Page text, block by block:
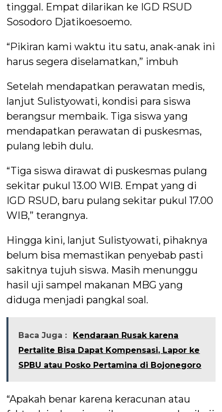
tinggal. Empat dilarikan ke IGD RSUD
Sosodoro Djatikoesoemo.
“Pikiran kami waktu itu satu, anak-anak ini
harus segera diselamatkan,” imbuh
Setelah mendapatkan perawatan medis,
lanjut Sulistyowati, kondisi para siswa
berangsur membaik. Tiga siswa yang
mendapatkan perawatan di puskesmas,
pulang lebih dulu.
“Tiga siswa dirawat di puskesmas pulang
sekitar pukul 13.00 WIB. Empat yang di
IGD RSUD, baru pulang sekitar pukul 17.00
WIB,” terangnya.
Hingga kini, lanjut Sulistyowati, pihaknya
belum bisa memastikan penyebab pasti
sakitnya tujuh siswa. Masih menunggu
hasil uji sampel makanan MBG yang
diduga menjadi pangkal soal.
Baca Juga :
Kendaraan Rusak karena
Pertalite Bisa Dapat Kompensasi, Lapor ke
SPBU atau Posko Pertamina di Bojonegoro
“Apakah benar karena keracunan atau